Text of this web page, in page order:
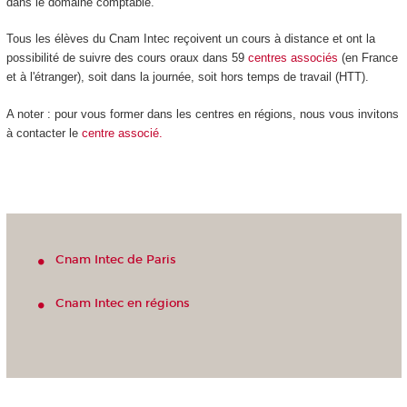
Tous les élèves du Cnam Intec reçoivent un cours à distance et ont la
possibilité de suivre des cours oraux dans 59 centres associés (en France
et à l'étranger), soit dans la journée, soit hors temps de travail (HTT).
A noter : pour vous former dans les centres en régions, nous vous invitons
à contacter le centre associé.
Cnam Intec de Paris
Cnam Intec en régions